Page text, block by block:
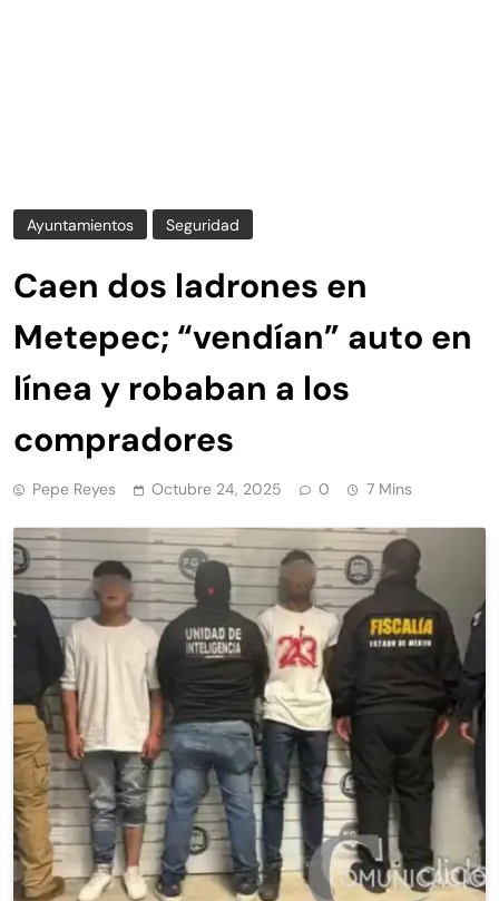
Ayuntamientos Seguridad
Caen dos ladrones en
Metepec; “vendían” auto en
línea y robaban a los
compradores
Pepe Reyes Octubre 24, 2025 0 7 Mins